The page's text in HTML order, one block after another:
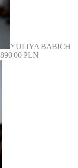
YULIYA BABICH
890,00 PLN